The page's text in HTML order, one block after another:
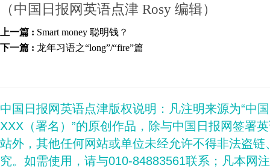
（中国日报网英语点津 Rosy 编辑）
上一篇 : Smart money 聪明钱？
下一篇 : 龙年习语之“long”/“fire”篇
中国日报网英语点津版权说明：凡注明来源为“中
XXX（署名）”的原创作品，除与中国日报网签署
站外，其他任何网站或单位未经允许不得非法盗
究。如需使用，请与010-84883561联系；凡本网